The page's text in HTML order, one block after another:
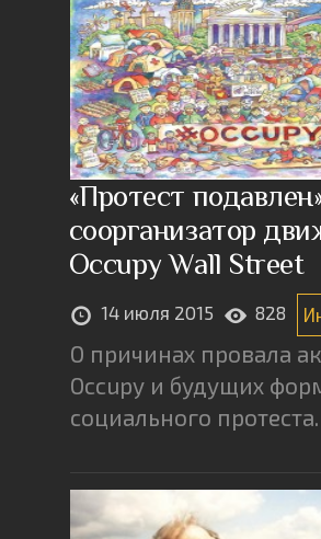
«Протест
соорганизатор
Occupy Wall Street
14 июля 2015 828
О причинах провала
Occupy и будущих
социального протеста.